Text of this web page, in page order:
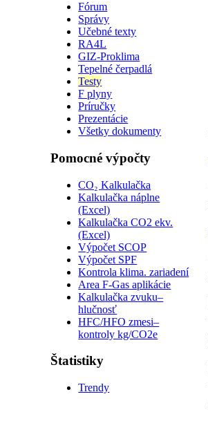
Fórum
Správy
Učebné texty
RA4L
GIZ-Proklima
Tepelné čerpadlá
Testy
F plyny
Príručky
Prezentácie
Všetky dokumenty
Pomocné výpočty
CO₂ Kalkulačka
Kalkulačka náplne
(Excel)
Kalkulačka CO2 ekv.
(Excel)
Výpočet SCOP
Výpočet SPF
Kontrola klima. zariadení
Area F-Gas aplikácie
Kalkulačka zvuku–
hlučnosť
HFC/HFO zmesi–
kontroly kg/CO2e
Štatistiky
Trendy